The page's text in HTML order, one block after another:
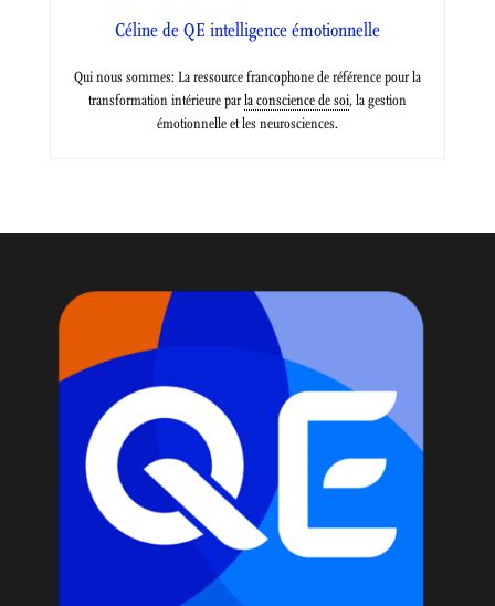
Céline de QE intelligence émotionnelle
Qui nous sommes: La ressource francophone de référence pour la
transformation intérieure parla conscience de soi, la gestion
émotionnelle et les neurosciences.